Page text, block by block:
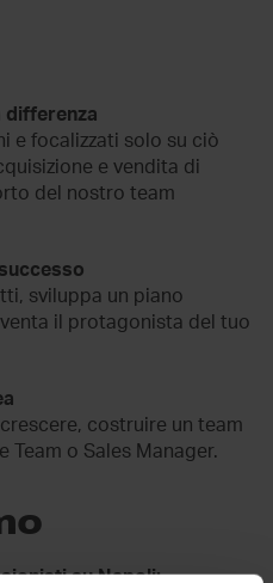
differenza
e focalizzati solo su ciò
e vendita di
del nostro team
sviluppa un piano
il protagonista del tuo
costruire un team
Team o Sales Manager.
su Napoli: